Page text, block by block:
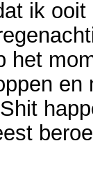
ik
het